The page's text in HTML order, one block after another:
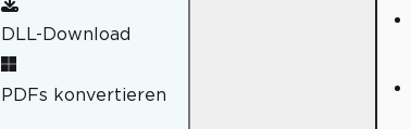
DLL-Download
PDFs konvertieren